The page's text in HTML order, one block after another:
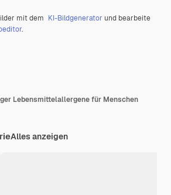
mit dem KI-Bildgenerator und bearbeite
.
Lebensmittelallergene für Menschen
Alles anzeigen